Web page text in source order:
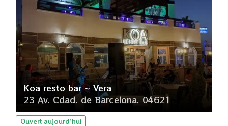
Koa resto bar ~ Vera
23 Av. Cdad. de Barcelona, 04621
Ouvert aujourd’hui